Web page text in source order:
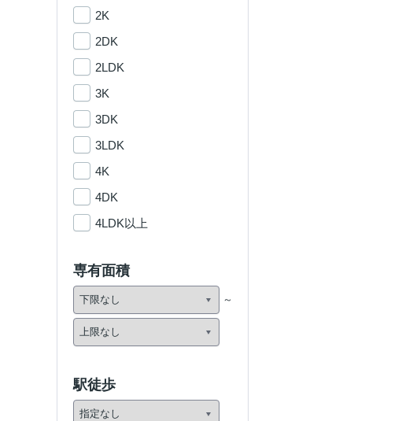
2K
2DK
2LDK
3K
3DK
3LDK
4K
4DK
4LDK以上
専有面積
駅徒歩